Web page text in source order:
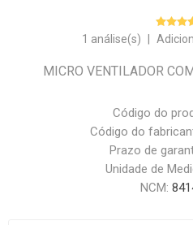
1 análise(s)
MICRO VENTILADOR
Código do
Código do
Prazo de
Unidade de
NCM: